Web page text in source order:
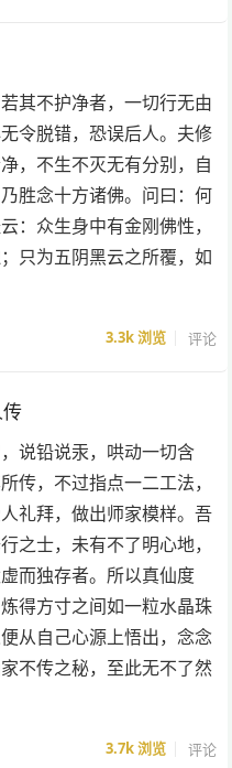
其不护净者，一切行无由
令脱错，恐误后人。夫修
，不生不灭无有分别，自
胜念十方诸佛。问曰：何
：众生身中有金刚佛性，
只为五阴黑云之所覆，如
3.3k浏览 评论
说铅说汞，哄动一切含
传，不过指点一二工法，
礼拜，做出师家模样。吾
之士，未有不了明心地，
而独存者。所以真仙度
得方寸之间如一粒水晶珠
从自己心源上悟出，念念
不传之秘，至此无不了然
3.7k浏览 评论